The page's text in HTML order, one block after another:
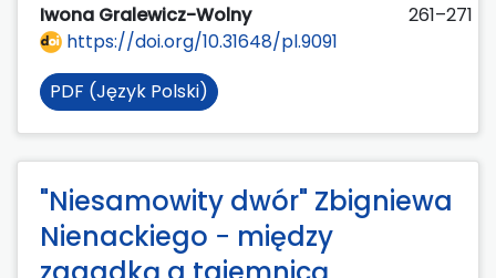
Iwona Gralewicz-Wolny
261–271
https://doi.org/10.31648/pl.9091
PDF (Język Polski)
"Niesamowity dwór" Zbigniewa
Nienackiego − między